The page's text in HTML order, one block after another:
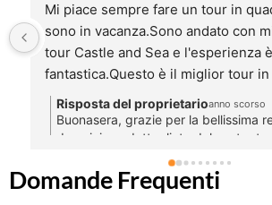
Fantastica esperienza, guidata da
meravigliosa e super gentile,
esperienza unica e soprattutto
natura selvatica (Fauna e flora),
rifare!Grazie alla prossima! Saluti
Giuseppe 😘
Risposta del proprietarioanno scorso
Ciao Marisol, grazie mille per la
aspettiamo presto per una nuova
Domande Frequenti